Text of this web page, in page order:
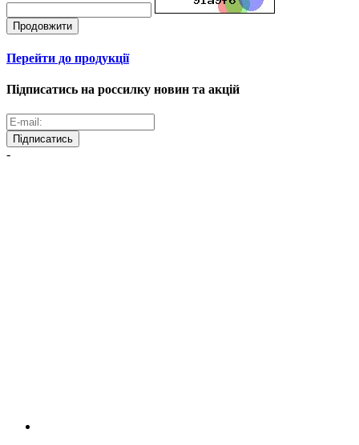
Продовжити
Перейти до продукції
Підписатись на россилку новин та акцій
Підписатись
-